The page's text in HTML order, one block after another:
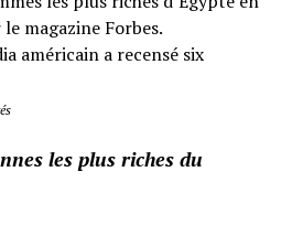
magazine Forbes.
américain a recensé six
les plus riches du